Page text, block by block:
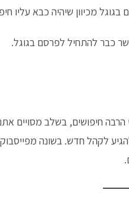
מכיוון שיהיה כבא עליו
כבר להתחיל לפרסם בגוגל.
חיפושים, בשלב מסויים
לקהל חדש. בשונה